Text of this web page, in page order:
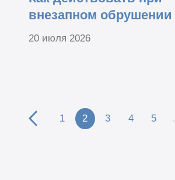
внезапном обрушении
20 июля 2026
1 2 3 4 5